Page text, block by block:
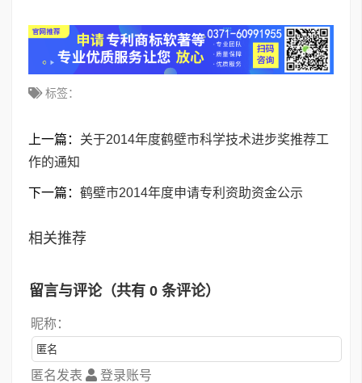
标签：
上一篇： 关于2014年度鹤壁市科学技术进步奖推荐工
作的通知
下一篇： 鹤壁市2014年度申请专利资助资金公示
相关推荐
留言与评论（共有 0 条评论）
昵称：
匿名发表 登录账号